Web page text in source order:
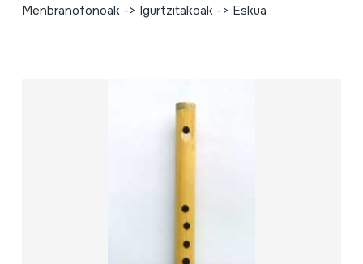
Menbranofonoak -> Igurtzitakoak -> Eskua